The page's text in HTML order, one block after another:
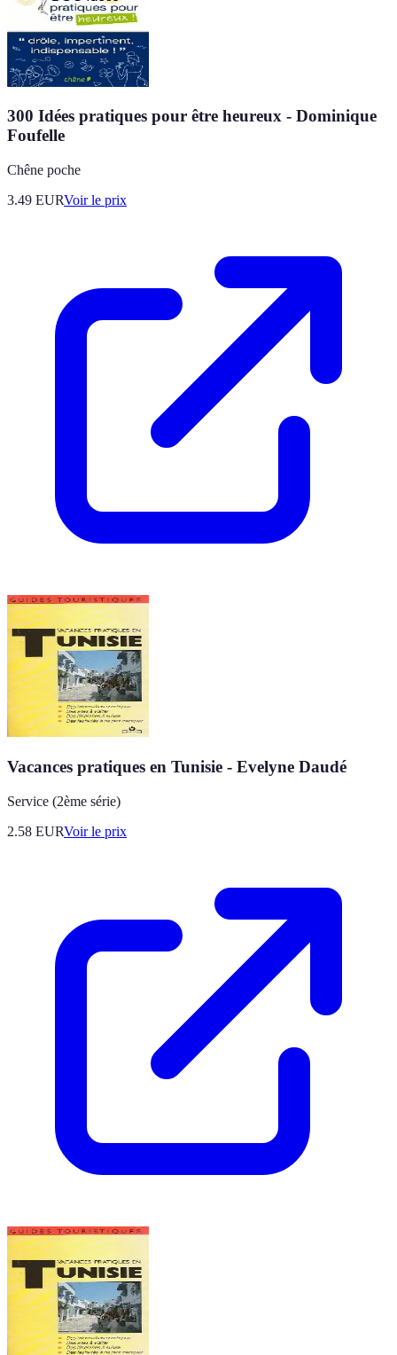
300 Idées pratiques pour être heureux - Dominique
Foufelle
Chêne poche
3.49 EURVoir le prix
Vacances pratiques en Tunisie - Evelyne Daudé
Service (2ème série)
2.58 EURVoir le prix